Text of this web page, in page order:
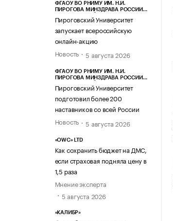
ФГАОУ ВО РНИМУ ИМ. Н.И.
ПИРОГОВА МИНЗДРАВА РОССИИ
Пироговский Университет
запускает всероссийскую
онлайн-акцию
Новость
5 августа 2026
ФГАОУ ВО РНИМУ ИМ. Н.И.
ПИРОГОВА МИНЗДРАВА РОССИИ
Пироговский Университет
подготовил более 200
наставников со всей России
Новость
5 августа 2026
«OWC» LTD
Как сохранить бюджет на ДМС,
если страховая подняла цену в
1,5 раза
Мнение эксперта
5 августа 2026
«КАЛИБР»